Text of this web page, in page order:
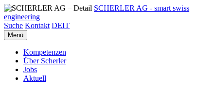
SCHERLER AG - smart swiss
engineering
Suche Kontakt DEIT
Menü
Kompetenzen
Über Scherler
Jobs
Aktuell